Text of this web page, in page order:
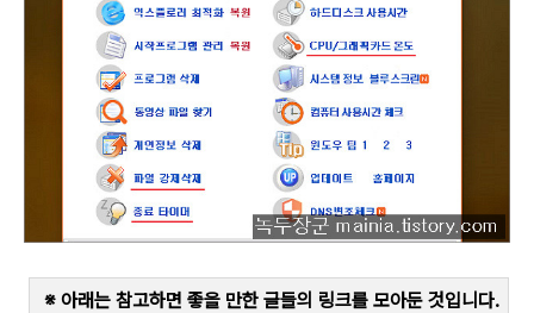
※ 아래는 참고하면 좋을 만한 글들의 링크를 모아둔 것입니다.